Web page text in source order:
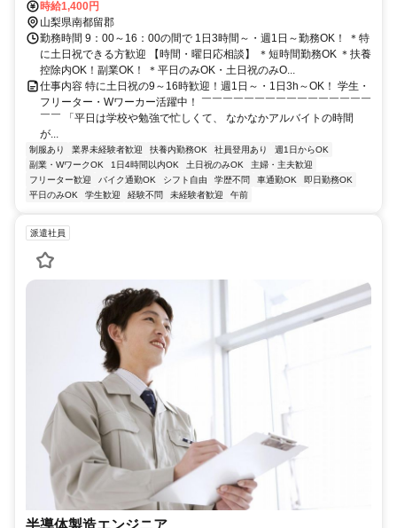
ド徒歩約49分 「河口湖駅」より車で10分
時給1,400円
山梨県南都留郡
勤務時間 9：00～16：00の間で 1日3時間～・週1日～勤務OK！ ＊特
に土日祝できる方歓迎 【時間・曜日応相談】 ＊短時間勤務OK ＊扶養
控除内OK！副業OK！ ＊平日のみOK・土日祝のみO...
仕事内容 特に土日祝の9～16時歓迎！週1日～・1日3h～OK！ 学生・
フリーター・Wワーカー活躍中！ ￣￣￣￣￣￣￣￣￣￣￣￣￣￣￣￣
￣￣ 「平日は学校や勉強で忙しくて、 なかなかアルバイトの時間
が...
制服あり 業界未経験者歓迎 扶養内勤務OK 社員登用あり
週1日からOK
副業・WワークOK
1日4時間以内OK 土日祝のみOK
主婦・主夫歓迎
フリーター歓迎
バイク通勤OK シフト自由 学歴不問 車通勤OK
即日勤務OK
平日のみOK
学生歓迎 経験不問 未経験者歓迎 午前
派遣社員